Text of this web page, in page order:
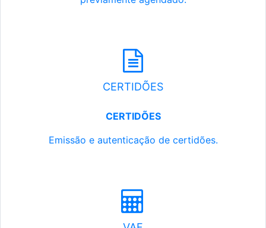
CERTIDÕES
CERTIDÕES
Emissão e autenticação de certidões.